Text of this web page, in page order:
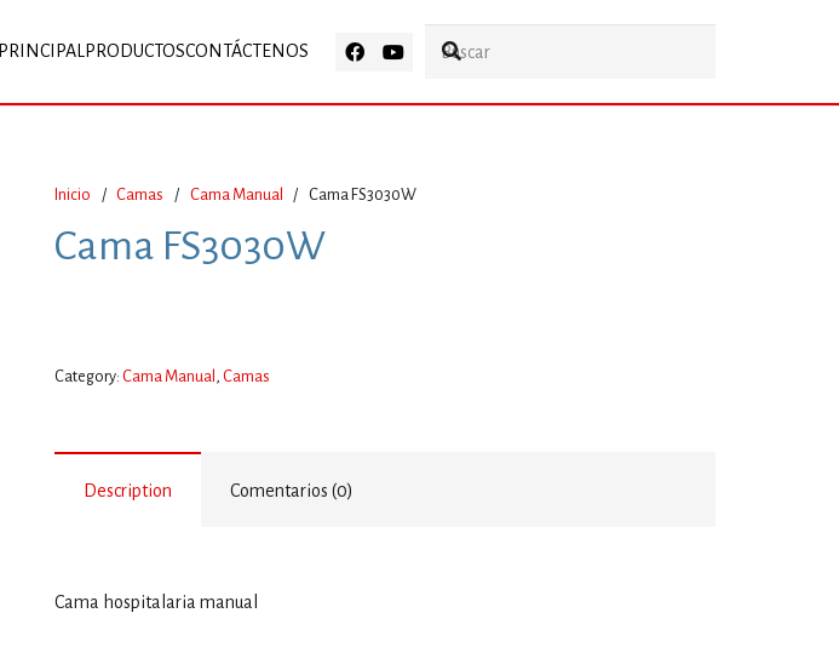
PRINCIPAL PRODUCTOSCONTÁCTENOS
Inicio / Camas / Cama Manual / Cama FS3030W
Cama FS3030W
Category: Cama Manual , Camas
Description Comentarios (0)
Cama hospitalaria manual